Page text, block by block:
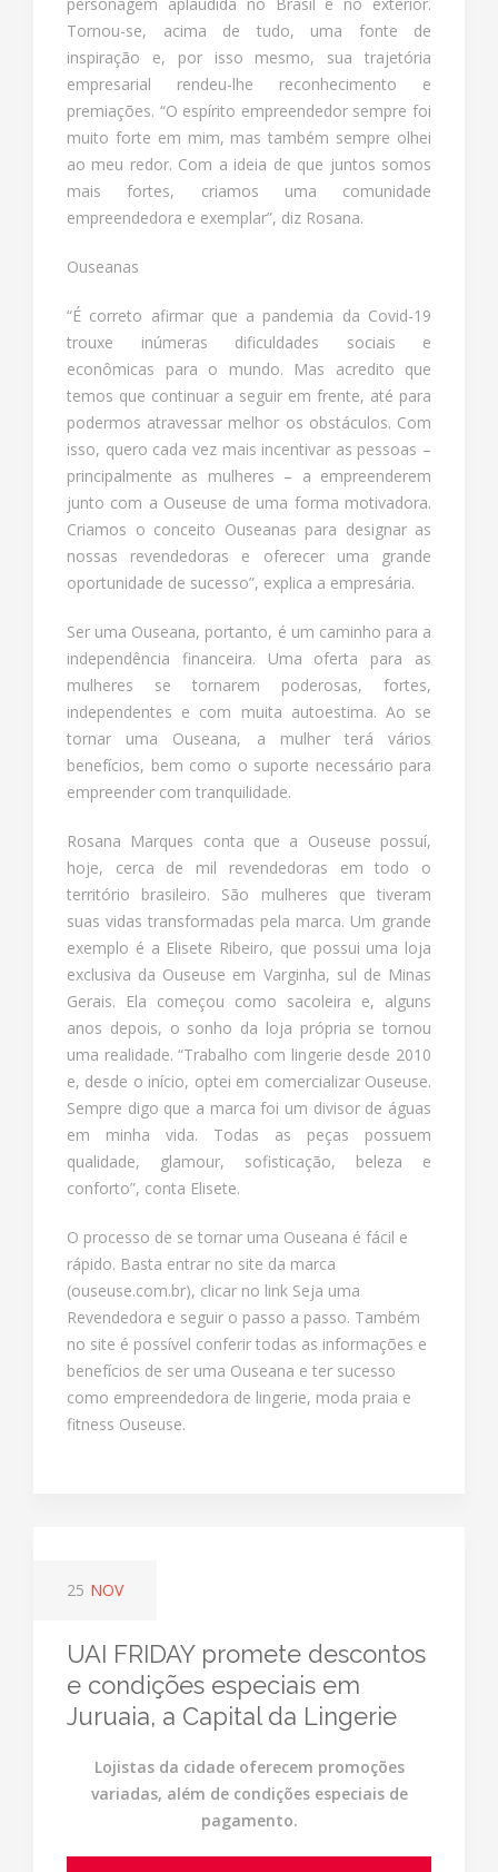
Tornou-se, acima de tudo, uma fonte de
inspiração e, por isso mesmo, sua trajetória
empresarial rendeu-lhe reconhecimento e
premiações. “O espírito empreendedor sempre foi
muito forte em mim, mas também sempre olhei
ao meu redor. Com a ideia de que juntos somos
mais fortes, criamos uma comunidade
empreendedora e exemplar”, diz Rosana.
Ouseanas
“É correto afirmar que a pandemia da Covid-19
trouxe inúmeras dificuldades sociais e
econômicas para o mundo. Mas acredito que
temos que continuar a seguir em frente, até para
podermos atravessar melhor os obstáculos. Com
isso, quero cada vez mais incentivar as pessoas –
principalmente as mulheres – a empreenderem
junto com a Ouseuse de uma forma motivadora.
Criamos o conceito Ouseanas para designar as
nossas revendedoras e oferecer uma grande
oportunidade de sucesso”, explica a empresária.
Ser uma Ouseana, portanto, é um caminho para a
independência financeira. Uma oferta para as
mulheres se tornarem poderosas, fortes,
independentes e com muita autoestima. Ao se
tornar uma Ouseana, a mulher terá vários
benefícios, bem como o suporte necessário para
empreender com tranquilidade.
Rosana Marques conta que a Ouseuse possuí,
hoje, cerca de mil revendedoras em todo o
território brasileiro. São mulheres que tiveram
suas vidas transformadas pela marca. Um grande
exemplo é a Elisete Ribeiro, que possui uma loja
exclusiva da Ouseuse em Varginha, sul de Minas
Gerais. Ela começou como sacoleira e, alguns
anos depois, o sonho da loja própria se tornou
uma realidade. “Trabalho com lingerie desde 2010
e, desde o início, optei em comercializar Ouseuse.
Sempre digo que a marca foi um divisor de águas
em minha vida. Todas as peças possuem
qualidade, glamour, sofisticação, beleza e
conforto”, conta Elisete.
O processo de se tornar uma Ouseana é fácil e
rápido. Basta entrar no site da marca
(ouseuse.com.br), clicar no link Seja uma
Revendedora e seguir o passo a passo. Também
no site é possível conferir todas as informações e
benefícios de ser uma Ouseana e ter sucesso
como empreendedora de lingerie, moda praia e
fitness Ouseuse.
25 NOV
UAI FRIDAY promete descontos
e condições especiais em
Juruaia, a Capital da Lingerie
Lojistas da cidade oferecem promoções
variadas, além de condições especiais de
pagamento.